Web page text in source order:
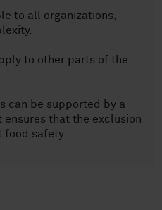
to all organizations,
to other parts of the
can be supported by a
that the exclusion
food safety.